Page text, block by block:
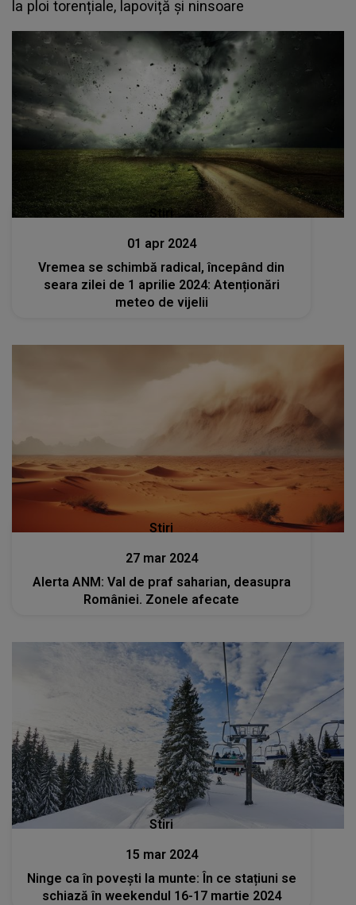
la ploi torențiale, lapoviță și ninsoare
Stiri
01 apr 2024
Vremea se schimbă radical, începând din
seara zilei de 1 aprilie 2024: Atenționări
meteo de vijelii
Stiri
27 mar 2024
Alerta ANM: Val de praf saharian, deasupra
României. Zonele afecate
Stiri
15 mar 2024
Ninge ca în povești la munte: În ce stațiuni se
schiază în weekendul 16-17 martie 2024